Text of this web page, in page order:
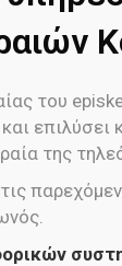
του
της